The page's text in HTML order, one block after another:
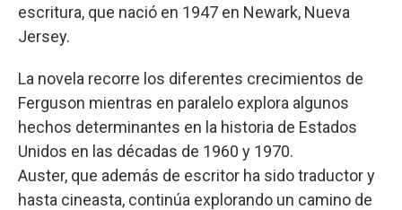
escritura, que nació en 1947 en Newark, Nueva
Jersey.
La novela recorre los diferentes crecimientos de
Ferguson mientras en paralelo explora algunos
hechos determinantes en la historia de Estados
Unidos en las décadas de 1960 y 1970.
Auster, que además de escritor ha sido traductor y
hasta cineasta, continúa explorando un camino de